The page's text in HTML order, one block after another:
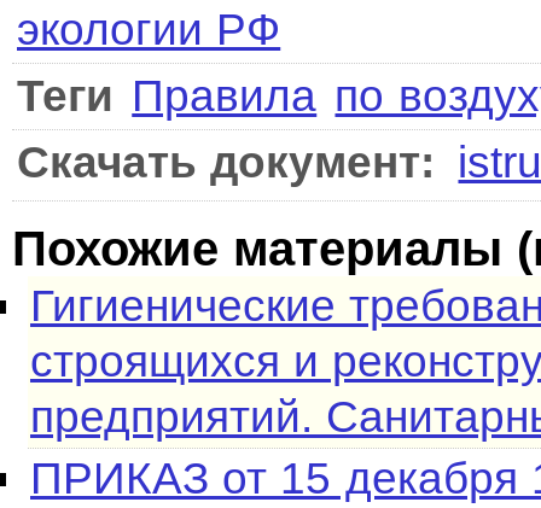
экологии РФ
Теги Правила по
Скачать документ:
Похожие материалы
Гигиенические
строящихся и
предприятий.
ПРИКАЗ от 15 декабря